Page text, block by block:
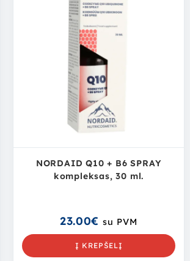
NORDAID Q10 + B6 SPRAY
kompleksas, 30 ml.
23.00€ su PVM
Į KREPŠELĮ